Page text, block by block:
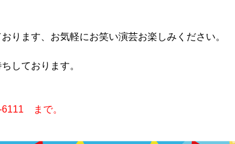
ります、お気軽にお笑い演芸お楽しみください。
しております。
まで。